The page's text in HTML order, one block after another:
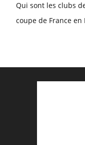
Qui sont les clubs
coupe de France en